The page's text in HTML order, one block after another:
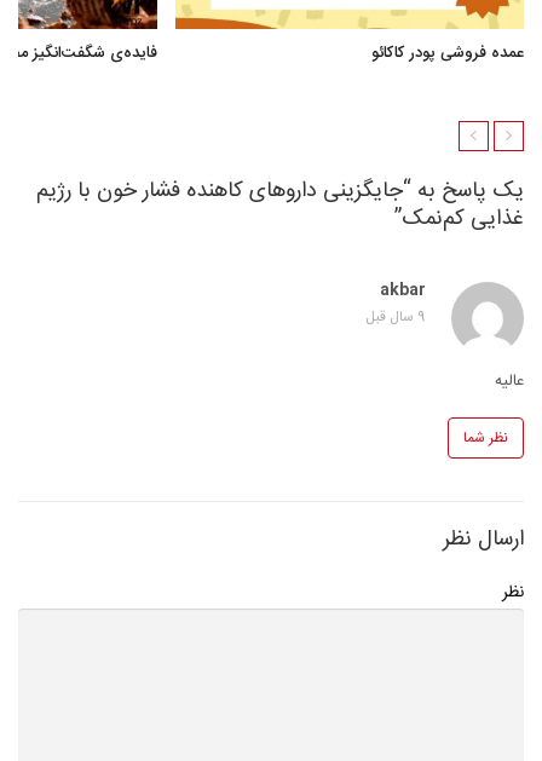
عمده فروشی پودر کاکائو فایده‌ی شگفت‌انگیز
یک پاسخ به “جایگزینی داروهای کاهنده فشار خون با رژیم
غذایی کم‌نمک”
akbar
9 سال قبل
عالیه
نظر شما
ارسال نظر
نظر